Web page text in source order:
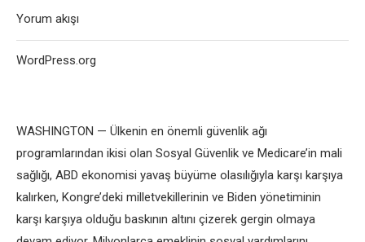
WASHINGTON — Ülkenin en önemli güvenlik ağı
programlarından ikisi olan Sosyal Güvenlik ve Medicare’in mali
sağlığı, ABD ekonomisi yavaş büyüme olasılığıyla karşı karşıya
kalırken, Kongre’deki milletvekillerinin ve Biden yönetiminin
karşı karşıya olduğu baskının altını çizerek gergin olmaya
Yorum akışı
WordPress.org